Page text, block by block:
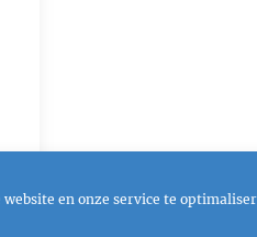
en onze service te